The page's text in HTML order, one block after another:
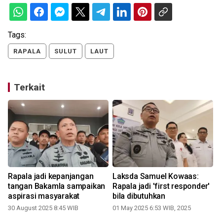
Tags:
RAPALA SULUT LAUT
Terkait
Rapala jadi kepanjangan
tangan Bakamla sampaikan
aspirasi masyarakat
30 August 2025 8:45 WIB
Laksda Samuel Kowaas:
Rapala jadi 'first responder'
bila dibutuhkan
01 May 2025 6:53 WIB, 2025